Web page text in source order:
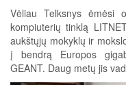
Vėliau Telksnys ėmėsi
kompiuterių tinklą
aukštųjų mokyklų ir
į bendrą Europos
GEANT. Daug metų jis